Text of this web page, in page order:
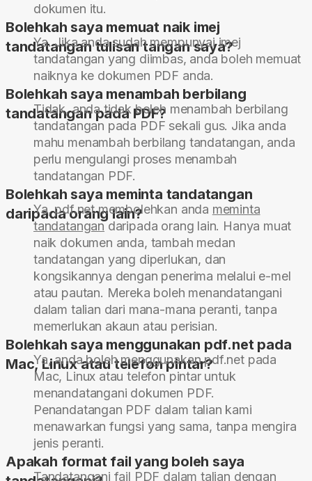
dokumen itu.
Bolehkah saya memuat naik imej
tandatangan tulisan tangan saya?
Ya. Jika anda sudah mempunyai imej
tandatangan yang diimbas, anda boleh memuat
naiknya ke dokumen PDF anda.
Bolehkah saya menambah berbilang
tandatangan pada PDF?
Tidak, anda tidak boleh menambah berbilang
tandatangan pada PDF sekali gus. Jika anda
mahu menambah berbilang tandatangan, anda
perlu mengulangi proses menambah
tandatangan PDF.
Bolehkah saya meminta tandatangan
daripada orang lain?
Ya, pdf.net membolehkan anda meminta
tandatangandaripada orang lain. Hanya muat
naik dokumen anda, tambah medan
tandatangan yang diperlukan, dan
kongsikannya dengan penerima melalui e-mel
atau pautan. Mereka boleh menandatangani
dalam talian dari mana-mana peranti, tanpa
memerlukan akaun atau perisian.
Bolehkah saya menggunakan pdf.net pada
Mac, Linux atau telefon pintar?
Ya, anda boleh menggunakan pdf.net pada
Mac, Linux atau telefon pintar untuk
menandatangani dokumen PDF.
Penandatangan PDF dalam talian kami
menawarkan fungsi yang sama, tanpa mengira
jenis peranti.
Apakah format fail yang boleh saya
Tandatangani fail PDF dalam talian dengan